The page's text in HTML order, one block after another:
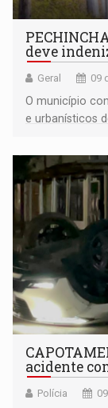
deve
Geral 09
O município
e urbanísticos
acidente
Polícia